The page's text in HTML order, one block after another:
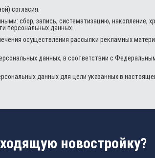
согласия.
сбор, запись, систематизацию, накопление,
персональных данных.
осуществления рассылки рекламных
данных, в соответствии с
данных для цели указанных в
новостройку?